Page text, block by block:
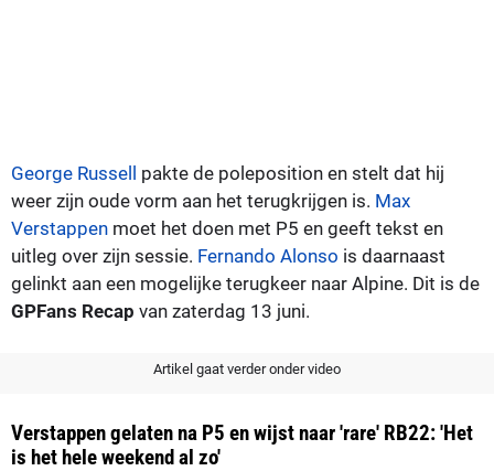
George Russell pakte de poleposition en stelt dat hij
weer zijn oude vorm aan het terugkrijgen is. Max
Verstappen moet het doen met P5 en geeft tekst en
uitleg over zijn sessie. Fernando Alonso is daarnaast
gelinkt aan een mogelijke terugkeer naar Alpine. Dit is de
GPFans Recap van zaterdag 13 juni.
Artikel gaat verder onder video
Verstappen gelaten na P5 en wijst naar 'rare' RB22: 'Het
is het hele weekend al zo'